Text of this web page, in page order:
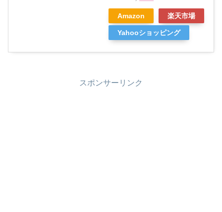
Amazon 楽天市場
Yahooショッピング
スポンサーリンク